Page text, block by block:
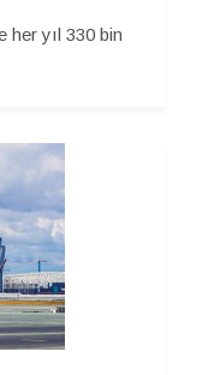
her yıl 330 bin